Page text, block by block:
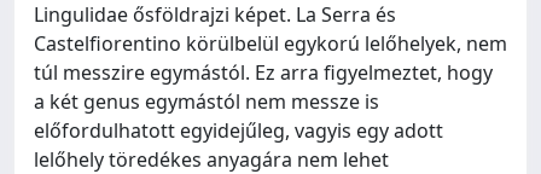
Lingulidae ősföldrajzi képet. La Serra és
Castelfiorentino körülbelül egykorú lelőhelyek, nem
túl messzire egymástól. Ez arra figyelmeztet, hogy
a két genus egymástól nem messze is
előfordulhatott egyidejűleg, vagyis egy adott
lelőhely töredékes anyagára nem lehet